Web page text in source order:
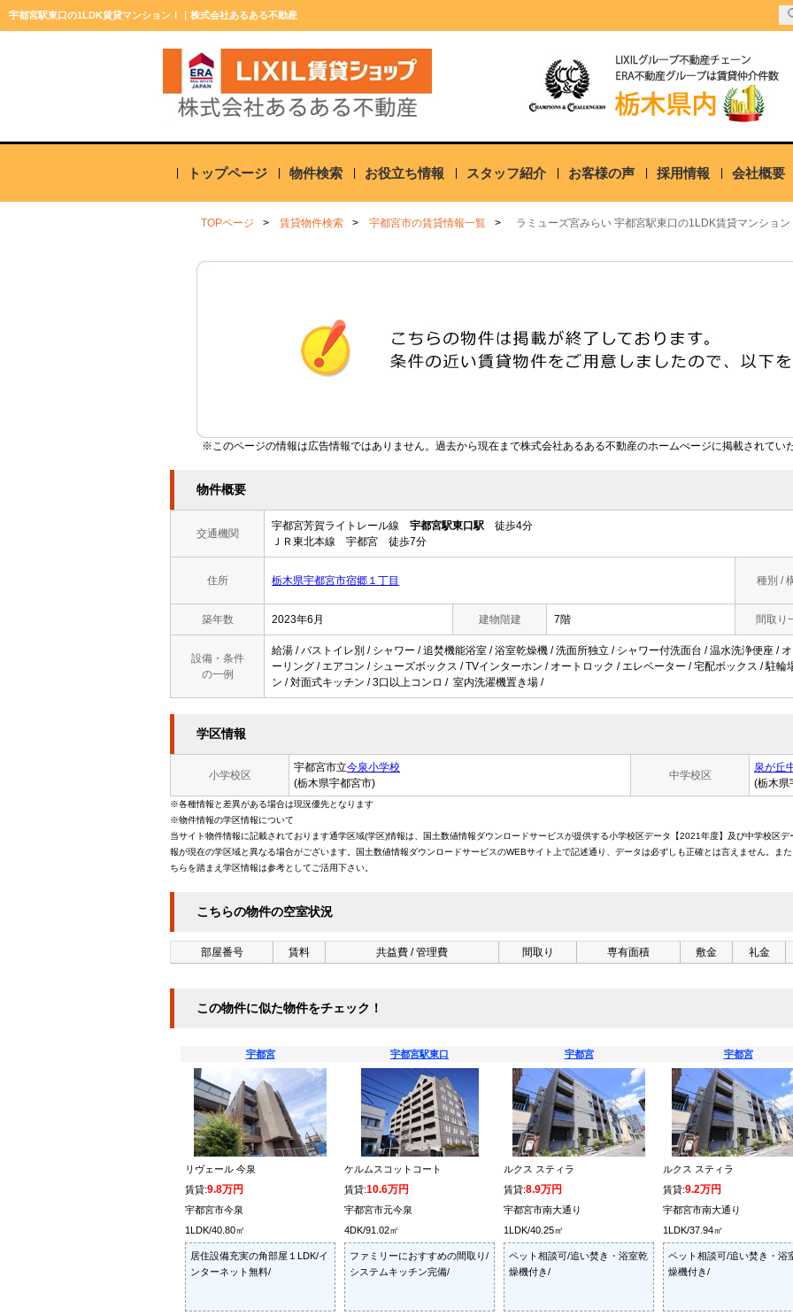
宇都宮駅東口の1LDK賃貸マンション！｜株式会社あるある不動産
トップページ 物件検索 お役立ち情報 スタッフ紹介 お客様の声 採用情報 会社概要
TOPページ 賃貸物件検索 宇都宮市の賃貸情報一覧 ラミューズ宮みらい 宇都宮駅東口の1LDK賃貸マンション
※このページの情報は広告情報ではありません。過去から現在まで株式会社あるある不動産のホームぺージに掲載されてい
物件概要
交通機関
宇都宮芳賀ライトレール線 宇都宮駅東口駅 徒歩4分
ＪＲ東北本線 宇都宮 徒歩7分
住所 栃木県宇都宮市宿郷１丁目 種別 /
築年数 2023年6月 建物階建 7階 間取り
設備・条件
の一例
給湯 / バストイレ別 / シャワー / 追焚機能浴室 / 浴室乾燥機 / 洗面所独立 / シャワー付洗面台 / 温水洗浄便座 /
ーリング / エアコン / シューズボックス / TVインターホン / オートロック / エレベーター / 宅配ボックス / 駐
ン / 対面式キッチン / 3口以上コンロ / 室内洗濯機置き場 /
学区情報
小学校区
宇都宮市立今泉小学校
(栃木県宇都宮市)
中学校区
泉が丘
(栃木県
※各種情報と差異がある場合は現況優先となります
※物件情報の学区情報について
当サイト物件情報に記載されております通学区域(学区)情報は、国土数値情報ダウンロードサービスが提供する小学校区データ【2021年度】及び中学校区
報が現在の学区域と異なる場合がございます。国土数値情報ダウンロードサービスのWEBサイト上で記述通り、データは必ずしも正確とは言えません。ま
ちらを踏まえ学区情報は参考としてご活用下さい。
こちらの物件の空室状況
部屋番号 賃料 共益費 / 管理費 間取り 専有面積 敷金 礼金
この物件に似た物件をチェック！
宇都宮
リヴェール 今泉
賃貸:9.8万円
宇都宮市今泉
1LDK/40.80㎡
居住設備充実の角部屋１LDK/イ
ンターネット無料/
宇都宮駅東口
ケルムスコットコート
賃貸:10.6万円
宇都宮市元今泉
4DK/91.02㎡
ファミリーにおすすめの間取り/
システムキッチン完備/
宇都宮
ルクス スティラ
賃貸:8.9万円
宇都宮市南大通り
1LDK/40.25㎡
ペット相談可/追い焚き・浴室乾
燥機付き/
宇都宮
ルクス スティラ
賃貸:9.2万円
宇都宮市南大通り
1LDK/37.94㎡
ペット相談可/追い焚き・浴
燥機付き/